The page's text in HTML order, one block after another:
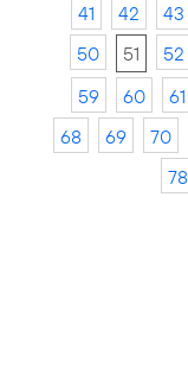
41
42 43
50
51 52
59
60 61
68
69 70
78